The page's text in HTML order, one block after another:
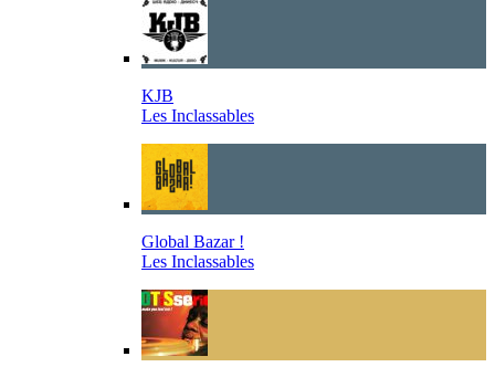
KJB
Les Inclassables
Global Bazar !
Les Inclassables